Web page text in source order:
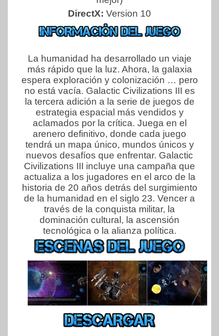
DirectX: Version 10
La humanidad ha desarrollado un viaje
más rápido que la luz. Ahora, la galaxia
espera exploración y colonización … pero
no está vacía. Galactic Civilizations III es
la tercera adición a la serie de juegos de
estrategia espacial más vendidos y
aclamados por la crítica. Juega en el
arenero definitivo, donde cada juego
tendrá un mapa único, mundos únicos y
nuevos desafíos que enfrentar. Galactic
Civilizations III incluye una campaña que
actualiza a los jugadores en el arco de la
historia de 20 años detrás del surgimiento
de la humanidad en el siglo 23. Vencer a
través de la conquista militar, la
dominación cultural, la ascensión
tecnológica o la alianza política.